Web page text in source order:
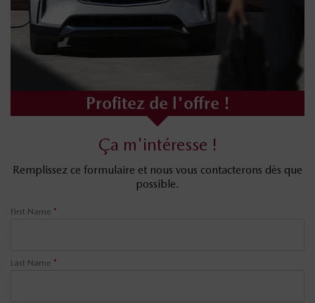
Profitez de l'offre !
Ça m'intéresse !
Remplissez ce formulaire et nous vous contacterons dès que
possible.
First Name *
Last Name *